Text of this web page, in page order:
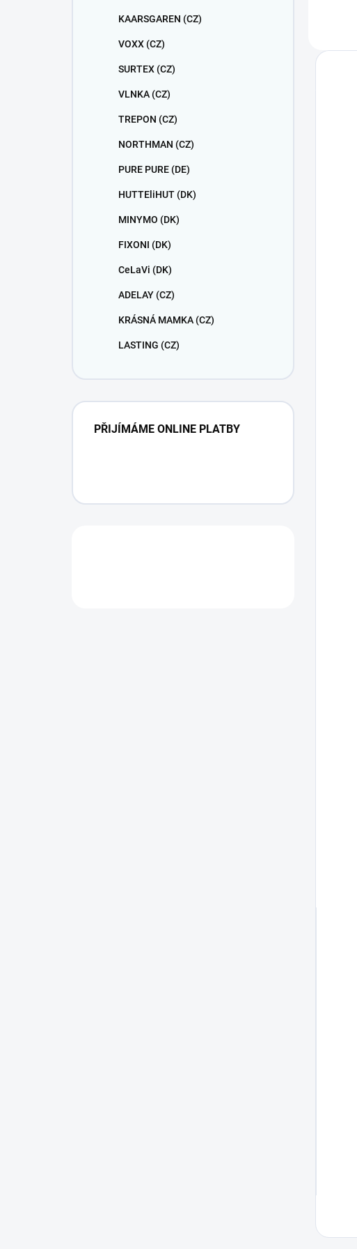
KAARSGAREN (CZ)
VOXX (CZ)
SURTEX (CZ)
VLNKA (CZ)
TREPON (CZ)
NORTHMAN (CZ)
PURE PURE (DE)
HUTTEliHUT (DK)
MINYMO (DK)
FIXONI (DK)
CeLaVi (DK)
ADELAY (CZ)
KRÁSNÁ MAMKA (CZ)
LASTING (CZ)
PŘIJÍMÁME ONLINE PLATBY